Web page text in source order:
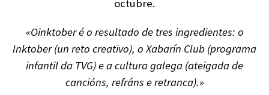
octubre.
«Oinktober é o resultado de tres ingredientes: o
Inktober (un reto creativo), o Xabarín Club (programa
infantil da TVG) e a cultura galega (ateigada de
cancións, refráns e retranca).»